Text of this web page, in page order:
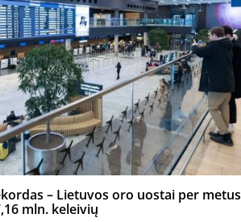
– Lietuvos oro uostai per metus
mln. keleivių